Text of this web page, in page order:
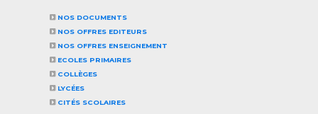
NOS DOCUMENTS
NOS OFFRES EDITEURS
NOS OFFRES ENSEIGNEMENT
ECOLES PRIMAIRES
COLLÈGES
LYCÉES
CITÉS SCOLAIRES